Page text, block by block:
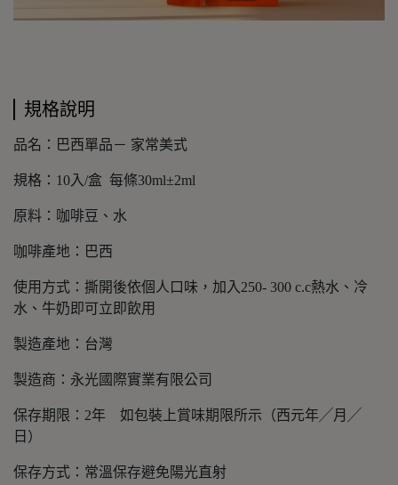
規格說明
品名：巴西單品－ 家常美式
規格：10入/盒 每條30ml±2ml
原料：咖啡豆、水
咖啡產地：巴西
使用方式：撕開後依個人口味，加入250- 300 c.c熱水、冷
水、牛奶即可立即飲用
製造產地：台灣
製造商：永光國際實業有限公司
保存期限：2年 如包裝上賞味期限所示（西元年╱月╱
日）
保存方式：常溫保存避免陽光直射